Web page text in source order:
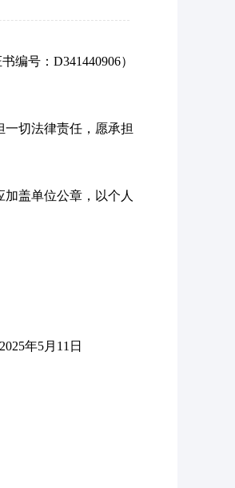
编号：D341440906）
切法律责任，愿承担
盖单位公章，以个人
2025年5月11日